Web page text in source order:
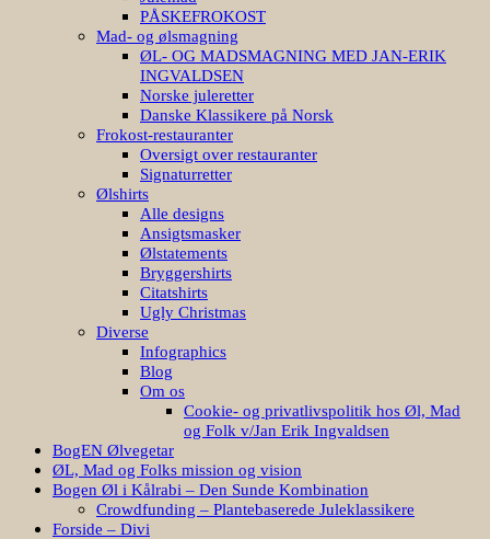
PÅSKEFROKOST
Mad- og ølsmagning
ØL- OG MADSMAGNING MED JAN-ERIK
INGVALDSEN
Norske juleretter
Danske Klassikere på Norsk
Frokost-restauranter
Oversigt over restauranter
Signaturretter
Ølshirts
Alle designs
Ansigtsmasker
Ølstatements
Bryggershirts
Citatshirts
Ugly Christmas
Diverse
Infographics
Blog
Om os
Cookie- og privatlivspolitik hos Øl, Mad
og Folk v/Jan Erik Ingvaldsen
BogEN Ølvegetar
ØL, Mad og Folks mission og vision
Bogen Øl i Kålrabi – Den Sunde Kombination
Crowdfunding – Plantebaserede Juleklassikere
Forside – Divi